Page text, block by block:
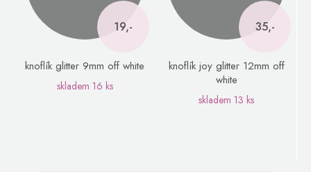
19,-
knoflík glitter 9mm off white
skladem 16 ks
35,-
knoflík joy glitter 12mm off
white
skladem 13 ks